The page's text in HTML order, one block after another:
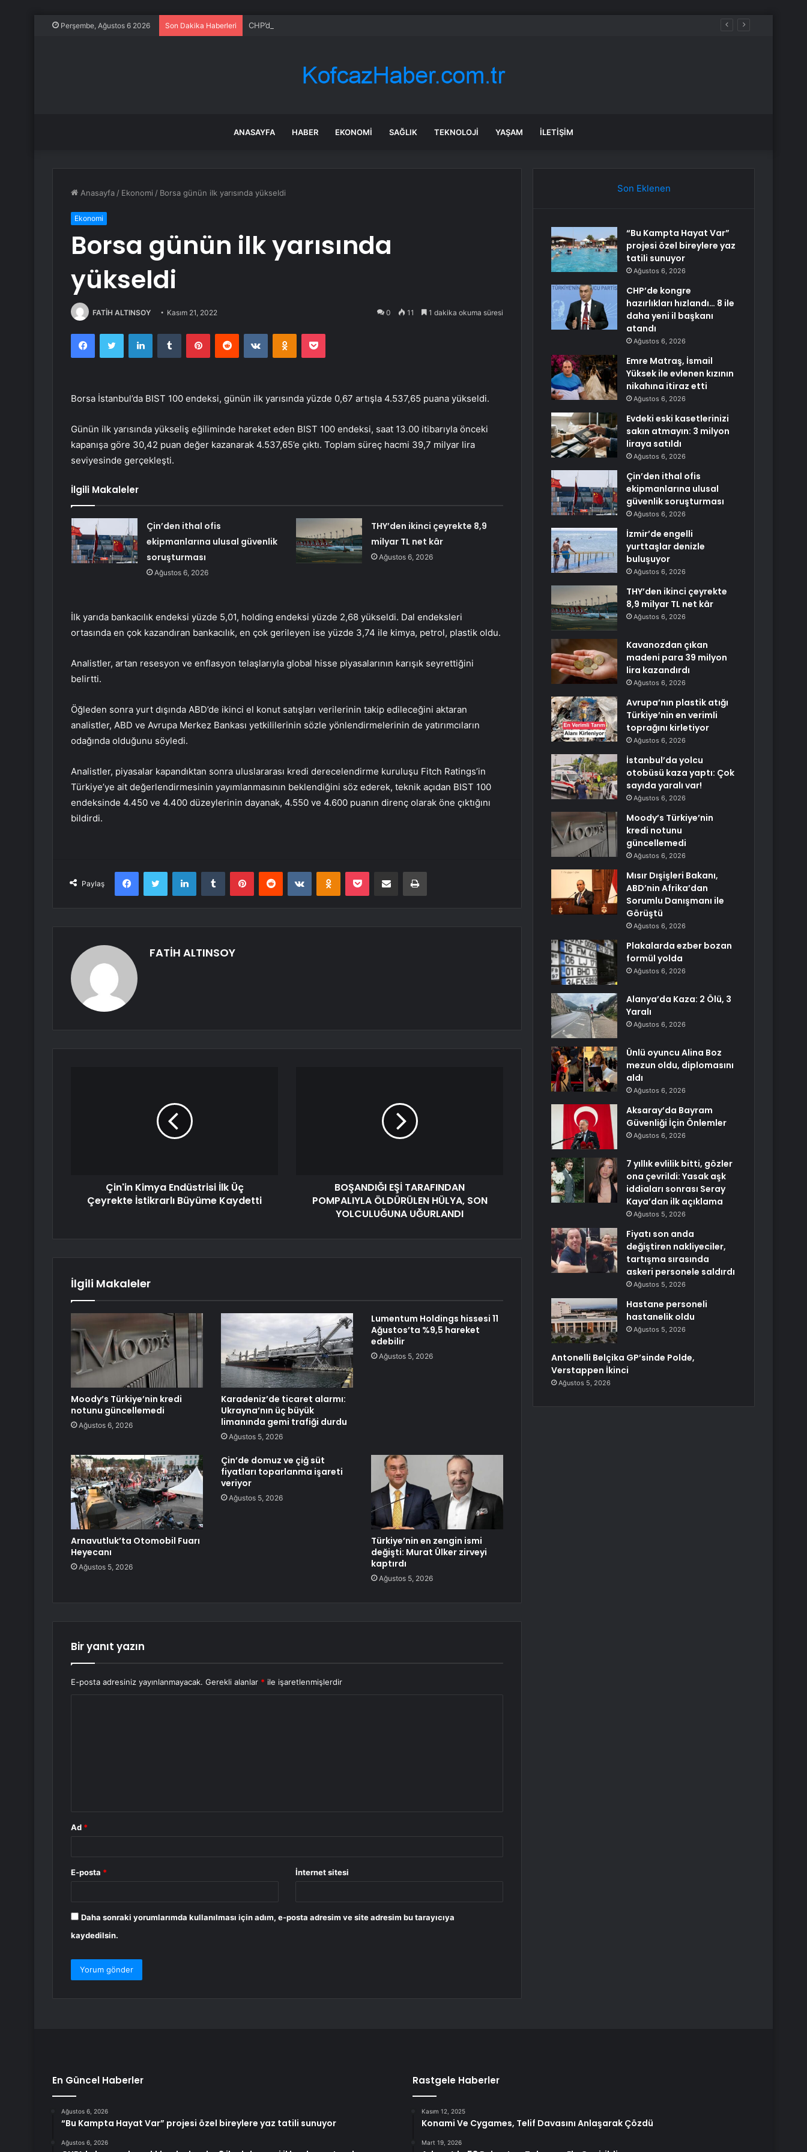
Perşembe, Ağustos 6 2026 Son Dakika Haberleri CHP’de kongre hazırlıkları hızlandı… 8 ile daha yeni il başkanı atandı
ANASAYFA HABER EKONOMI SAĞLIK TEKNOLOJI YAŞAM İLETIŞIM
Anasayfa / Ekonomi / Borsa günün ilk yarısında yükseldi
Ekonomi
Borsa günün ilk yarısında
yükseldi
FATİH ALTINSOY Kasım 21, 2022 0 11 1 dakika okuma süresi
FacebookTwitter LinkedInTumblr PinterestReddit VKontakteOdnoklassniki
Pocket
Borsa İstanbul’da BIST 100 endeksi, günün ilk yarısında yüzde 0,67 artışla 4.537,65 puana yükseldi.
Günün ilk yarısında yükseliş eğiliminde hareket eden BIST 100 endeksi, saat 13.00 itibarıyla önceki
kapanışa göre 30,42 puan değer kazanarak 4.537,65’e çıktı. Toplam süreç hacmi 39,7 milyar lira
seviyesinde gerçekleşti.
İlgili Makaleler
Çin’den ithal ofis
ekipmanlarına ulusal güvenlik
soruşturması
Ağustos 6, 2026
THY’den ikinci çeyrekte 8,9
milyar TL net kâr
Ağustos 6, 2026
İlk yarıda bankacılık endeksi yüzde 5,01, holding endeksi yüzde 2,68 yükseldi. Dal endeksleri
ortasında en çok kazandıran bankacılık, en çok gerileyen ise yüzde 3,74 ile kimya, petrol, plastik oldu.
Analistler, artan resesyon ve enflasyon telaşlarıyla global hisse piyasalarının karışık seyrettiğini
belirtti.
Öğleden sonra yurt dışında ABD’de ikinci el konut satışları verilerinin takip edileceğini aktaran
analistler, ABD ve Avrupa Merkez Bankası yetkililerinin sözle yönlendirmelerinin de yatırımcıların
odağında olduğunu söyledi.
Analistler, piyasalar kapandıktan sonra uluslararası kredi derecelendirme kuruluşu Fitch Ratings’in
Türkiye’ye ait değerlendirmesinin yayımlanmasının beklendiğini söz ederek, teknik açıdan BIST 100
endeksinde 4.450 ve 4.400 düzeylerinin dayanak, 4.550 ve 4.600 puanın direnç olarak öne çıktığını
bildirdi.
Paylaş
FacebookTwitter LinkedInTumblr PinterestReddit VKontakteOdnoklassniki
Pocket E-Posta ile paylaş Yazdır
FATİH ALTINSOY
Çin'in Kimya Endüstrisi İlk Üç
Çeyrekte İstikrarlı Büyüme Kaydetti
BOŞANDIĞI EŞİ TARAFINDAN
POMPALIYLA ÖLDÜRÜLEN HÜLYA, SON
YOLCULUĞUNA UĞURLANDI
İlgili Makaleler
Moody’s Türkiye’nin kredi
notunu güncellemedi
Ağustos 6, 2026
Karadeniz’de ticaret alarmı:
Ukrayna’nın üç büyük
limanında gemi trafiği durdu
Ağustos 5, 2026
Lumentum Holdings hissesi 11
Ağustos’ta %9,5 hareket
edebilir
Ağustos 5, 2026
Arnavutluk’ta Otomobil Fuarı
Heyecanı
Ağustos 5, 2026
Çin’de domuz ve çiğ süt
fiyatları toparlanma işareti
veriyor
Ağustos 5, 2026
Türkiye’nin en zengin ismi
değişti: Murat Ülker zirveyi
kaptırdı
Ağustos 5, 2026
Bir yanıt yazın
E-posta adresiniz yayınlanmayacak. Gerekli alanlar * ile işaretlenmişlerdir
Ad *
E-posta * İnternet sitesi
Daha sonraki yorumlarımda kullanılması için adım, e-posta adresim ve site adresim bu tarayıcıya
kaydedilsin.
Son Eklenen
“Bu Kampta Hayat Var”
projesi özel bireylere yaz
tatili sunuyor
Ağustos 6, 2026
CHP’de kongre
hazırlıkları hızlandı… 8 ile
daha yeni il başkanı
atandı
Ağustos 6, 2026
Emre Matraş, İsmail
Yüksek ile evlenen kızının
nikahına itiraz etti
Ağustos 6, 2026
Evdeki eski kasetlerinizi
sakın atmayın: 3 milyon
liraya satıldı
Ağustos 6, 2026
Çin’den ithal ofis
ekipmanlarına ulusal
güvenlik soruşturması
Ağustos 6, 2026
İzmir’de engelli
yurttaşlar denizle
buluşuyor
Ağustos 6, 2026
THY’den ikinci çeyrekte
8,9 milyar TL net kâr
Ağustos 6, 2026
Kavanozdan çıkan
madeni para 39 milyon
lira kazandırdı
Ağustos 6, 2026
Avrupa’nın plastik atığı
Türkiye’nin en verimli
toprağını kirletiyor
Ağustos 6, 2026
İstanbul’da yolcu
otobüsü kaza yaptı: Çok
sayıda yaralı var!
Ağustos 6, 2026
Moody’s Türkiye’nin
kredi notunu
güncellemedi
Ağustos 6, 2026
Mısır Dışişleri Bakanı,
ABD’nin Afrika’dan
Sorumlu Danışmanı ile
Görüştü
Ağustos 6, 2026
Plakalarda ezber bozan
formül yolda
Ağustos 6, 2026
Alanya’da Kaza: 2 Ölü, 3
Yaralı
Ağustos 6, 2026
Ünlü oyuncu Alina Boz
mezun oldu, diplomasını
aldı
Ağustos 6, 2026
Aksaray’da Bayram
Güvenliği İçin Önlemler
Ağustos 6, 2026
7 yıllık evlilik bitti, gözler
ona çevrildi: Yasak aşk
iddiaları sonrası Seray
Kaya’dan ilk açıklama
Ağustos 5, 2026
Fiyatı son anda
değiştiren nakliyeciler,
tartışma sırasında
askeri personele saldırdı
Ağustos 5, 2026
Hastane personeli
hastanelik oldu
Ağustos 5, 2026
Antonelli Belçika GP’sinde Polde,
Verstappen İkinci
Ağustos 5, 2026
En Güncel Haberler
Ağustos 6, 2026
“Bu Kampta Hayat Var” projesi özel bireylere yaz tatili sunuyor
Ağustos 6, 2026
Rastgele Haberler
Kasım 12, 2025
Konami Ve Cygames, Telif Davasını Anlaşarak Çözdü
Mart 19, 2026